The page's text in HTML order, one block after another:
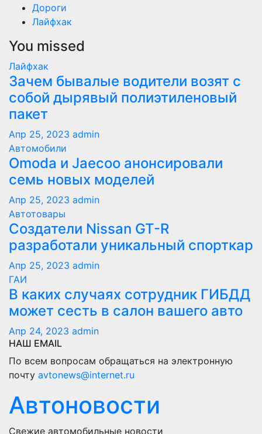
Дороги
Лайфхак
You missed
Лайфхак
Зачем бывалые водители возят с
собой дырявый полиэтиленовый
пакет
Апр 25, 2023 admin
Автомобили
Оmoda и Jaecoo анонсировали
семь новых моделей
Апр 25, 2023 admin
Автотовары
Создатели Nissan GT-R
разработали уникальный спорткар
Апр 25, 2023 admin
ГАИ
В каких случаях сотрудник ГИБДД
может сесть в салон вашего авто
Апр 24, 2023 admin
НАШ EMAIL
По всем вопросам обращаться на электронную
почту avtonews@internet.ru
Автоновости
Свежие автомобильные новости